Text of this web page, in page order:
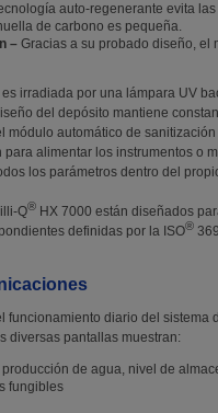
auto-regenerante evita
de carbono es pequeña.
– Gracias a su probado diseño, el
es irradiada por una lámpara UV
del depósito mantiene
módulo automático de
alimentar los instrumentos o
los parámetros dentro del
Q® HX 7000 están diseñados
definidas por la ISO®
funcionamiento diario del sistema
diversas pantallas muestran:
de agua, nivel de
fungibles